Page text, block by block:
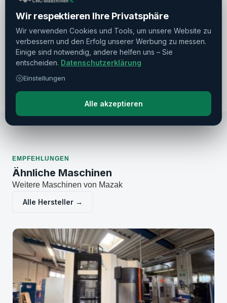
Transport & Inbetriebnahme
Wartung & Reparatur
Demontage & Verpackung
EMPFEHLUNGEN
Ähnliche Maschinen
Weitere Maschinen von Mazak
Alle Hersteller →
Wir respektieren Ihre Privatsphäre
Wir verwenden Cookies und Tools, um unsere Website zu
verbessern und den Erfolg unserer Werbung zu messen.
Einige sind notwendig, andere helfen uns – Sie
entscheiden. Datenschutzerklärung
Einstellungen
Alle akzeptieren